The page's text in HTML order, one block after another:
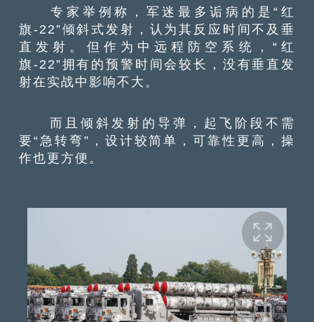
专家举例称，军迷最多诟病的是“红
旗-22”倾斜式发射，认为其反应时间不及垂
直发射。但作为中远程防空系统，“红
旗-22”拥有的预警时间会较长，没有垂直发
射在实战中影响不大。
而且倾斜发射的导弹，起飞阶段不需
要“急转弯”，设计较简单，可靠性更高，操
作也更方便。